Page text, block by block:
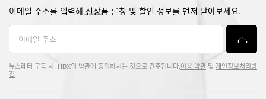
이메일 주소를 입력해 신상품 론칭 및 할인 정보를 먼저 받아보세요.
구독
뉴스레터 구독 시, HBX의 약관에 동의하시는 것으로 간주됩니다. 이용 약관 및 개인정보처리방
침